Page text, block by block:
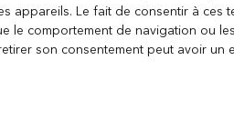
appareils. Le fait de consentir à ces
le comportement de navigation ou
son consentement peut avoir un